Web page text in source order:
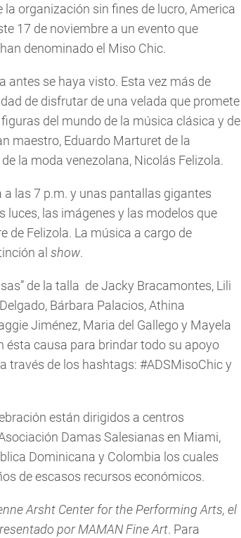
organización sin fines de lucro, America
17 de noviembre a un evento que
denominado el Miso Chic.
antes se haya visto. Esta vez más de
de disfrutar de una velada que promete
del mundo de la música clásica y de
maestro, Eduardo Marturet de la
la moda venezolana, Nicolás Felizola.
las 7 p.m. y unas pantallas gigantes
las imágenes y las modelos que
de Felizola. La música a cargo de
al show.
de la talla de Jacky Bracamontes, Lili
Bárbara Palacios, Athina
Jiménez, Maria del Gallego y Mayela
ésta causa para brindar todo su apoyo
través de los hashtags: #ADSMisoChic y
están dirigidos a centros
Damas Salesianas en Miami,
Dominicana y Colombia los cuales
de escasos recursos económicos.
Arsht Center for the Performing Arts, el
por MAMAN Fine Art. Para